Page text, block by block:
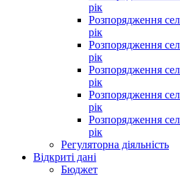
рік
Розпорядження
рік
Розпорядження
рік
Розпорядження
рік
Розпорядження
рік
Розпорядження
рік
Регуляторна діяльність
Відкриті дані
Бюджет